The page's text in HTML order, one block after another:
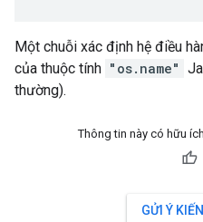
Một chuỗi xác định hệ điều
của thuộc tính "os.name"
thường).
Thông tin này có hữu
GỬI Ý